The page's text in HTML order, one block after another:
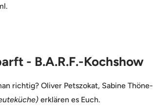
- B.A.R.F.-Kochshow
richtig? Oliver Petszokat, Sabine Thöne-
erklären es Euch.